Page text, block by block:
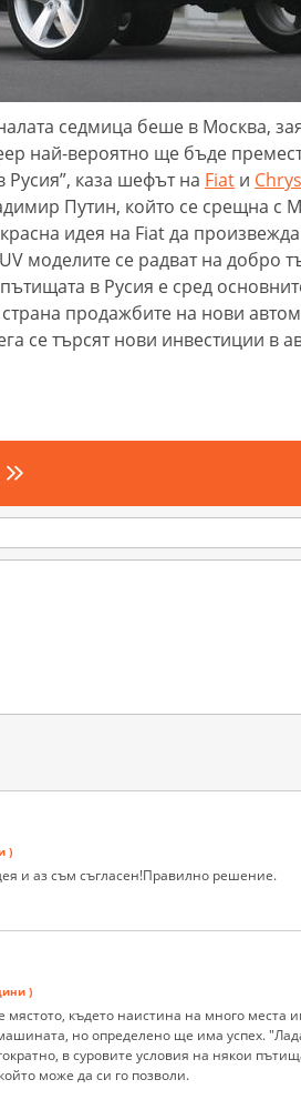
седмица беше в Москва,
най-вероятно ще бъде
Русия”, каза шефът на Fiat и
Путин, който се срещна с
идея на Fiat да
моделите се радват на добро
в Русия е сред
продажбите на нови
се търсят нови инвестиции в
)
и аз съм съгласен!Правилно решение.
)
мястото, където наистина на много
но определено ще има успех.
в суровите условия на някои
може да си го позволи.